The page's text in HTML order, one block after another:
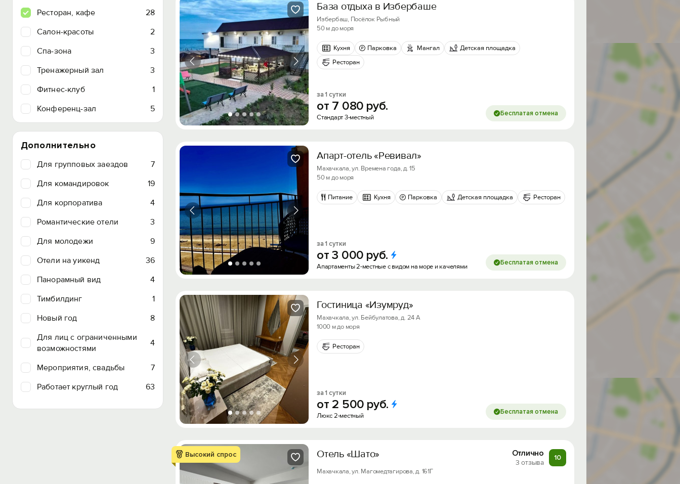
Ресторан, кафе
28
Салон-красоты
2
Спа-зона
3
Тренажерный зал
3
Фитнес-клуб
1
Конференц-зал
5
Дополнительно
Для групповых заездов
7
Для командировок
19
Для корпоратива
4
Романтические отели
3
Для молодежи
9
Отели на уикенд
36
Панорамный вид
4
Тимбилдинг
1
Новый год
8
Для лиц с ограниченными
возможностями
4
Мероприятия, свадьбы
7
Работает круглый год
63
База отдыха в Избербаше
Избербаш, Посёлок Рыбный
50 м до моря
Кухня Парковка Мангал
Детская площадка
Ресторан
за 1 сутки
от 7 080 руб.
Стандарт 3-местный Бесплатая отмена
Апарт-отель «Ревивал»
Махачкала, ул. Времена года, д. 15
50 м до моря
Питание Кухня Парковка Детская площадка Ресторан
за 1 сутки
от3 000 руб.
Апартаменты 2-местные с видом на море и качелями Бесплатая отмена
Гостиница «Изумруд»
Махачкала, ул. Бейбулатова, д. 24 А
1000 м до моря
Ресторан
за 1 сутки
от 2 500 руб.
Люкс 2-местный Бесплатая отмена
Высокий спрос Отель «Шато» Отлично
3 отзыва
10
Махачкала, ул. Магомедтагирова, д. 161Г